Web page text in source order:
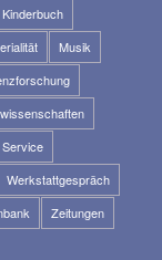
Kinderbuch
Musik
Service
Werkstattgespräch
Zeitungen